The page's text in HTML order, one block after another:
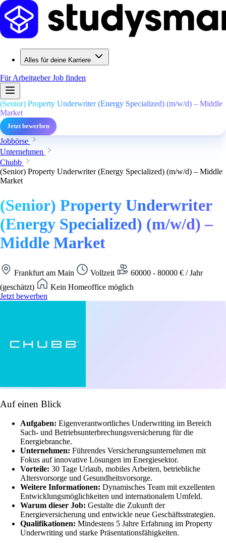
Alles für deine Karriere
Für ArbeitgeberJob finden
(Senior) Property Underwriter (Energy Specialized) (m/w/d) – Middle
Market
Jetzt bewerben
Jobbörse
Unternehmen
Chubb
(Senior) Property Underwriter (Energy Specialized) (m/w/d) – Middle
Market
(Senior) Property Underwriter
(Energy Specialized) (m/w/d) –
Middle Market
Frankfurt am Main Vollzeit
60000 - 80000 € / Jahr
(geschätzt)
Kein Homeoffice möglich
Jetzt bewerben
Auf einen Blick
Aufgaben: Eigenverantwortliches Underwriting im Bereich
Sach- und Betriebsunterbrechungsversicherung für die
Energiebranche.
Unternehmen: Führendes Versicherungsunternehmen mit
Fokus auf innovative Lösungen im Energiesektor.
Vorteile: 30 Tage Urlaub, mobiles Arbeiten, betriebliche
Altersvorsorge und Gesundheitsvorsorge.
Weitere Informationen: Dynamisches Team mit exzellenten
Entwicklungsmöglichkeiten und internationalem Umfeld.
Warum dieser Job: Gestalte die Zukunft der
Energieversicherung und entwickle neue Geschäftsstrategien.
Qualifikationen: Mindestens 5 Jahre Erfahrung im Property
Underwriting und starke Präsentationsfähigkeiten.